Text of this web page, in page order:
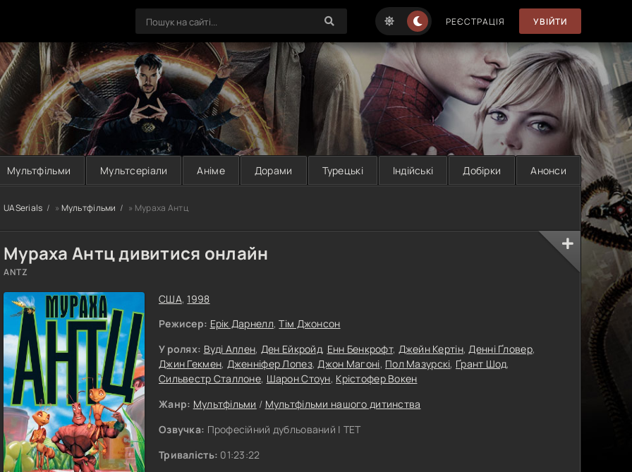
РЕЄСТРАЦІЯ УВІЙТИ
Мультфільми Мультсеріали Аніме Дорами Турецькі Індійські Добірки Анонси
UASerials » Мультфільми » Мураха Антц
Мураха Антц дивитися онлайн
ANTZ
США,1998
Режисер: Ерік Дарнелл,Тім Джонсон
У ролях: Вуді Аллен, Ден Ейкройд, Енн Бенкрофт, Джейн Кертін,Денні Ґловер,
Джин Гекмен, Дженніфер Лопез,Джон Магоні, Пол Мазурскі, Ґрант Шод,
Сильвестр Сталлоне, Шарон Стоун, Крістофер Вокен
Жанр: Мультфільми / Мультфільми нашого дитинства
Озвучка: Професійний дубльований | ТЕТ
Тривалість: 01:23:22